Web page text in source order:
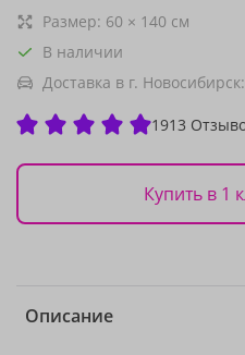
Размер: 60 × 140 см
В наличии
Доставка в г. Новосибирск:
1913
Купить в 1
Описание